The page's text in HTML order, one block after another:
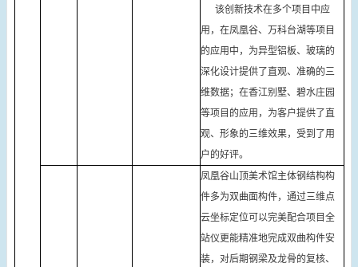
该创新技术在多个项目中应
用，在凤凰谷、万科台湖等项目
的应用中，为异型铝板、玻璃的
深化设计提供了直观、准确的三
维数据；在香江别墅、碧水庄园
等项目的应用，为客户提供了直
观、形象的三维效果，受到了用
户的好评。
凤凰谷山顶美术馆主体钢结构构
件多为双曲面构件，通过三维点
云坐标定位可以完美配合项目全
站仪更能精准地完成双曲构件安
装，对后期钢梁及龙骨的复核、